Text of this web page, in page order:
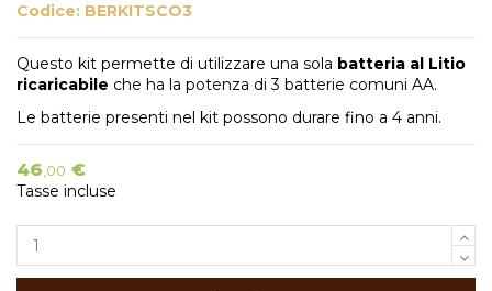
Codice: BERKITSCO3
Questo kit permette di utilizzare una sola batteria al Litio
ricaricabile che ha la potenza di 3 batterie comuni AA.
Le batterie presenti nel kit possono durare fino a 4 anni.
46,00 €
Tasse incluse